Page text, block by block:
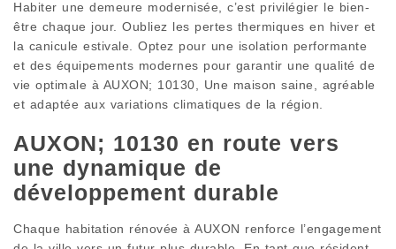
Habiter une demeure modernisée, c’est privilégier le bien-
être chaque jour. Oubliez les pertes thermiques en hiver et
la canicule estivale. Optez pour une isolation performante
et des équipements modernes pour garantir une qualité de
vie optimale à AUXON; 10130, Une maison saine, agréable
et adaptée aux variations climatiques de la région.
AUXON; 10130 en route vers
une dynamique de
développement durable
Chaque habitation rénovée à AUXON renforce l’engagement